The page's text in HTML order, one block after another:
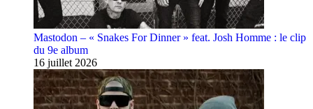
Mastodon – « Snakes For Dinner » feat. Josh Homme : le clip
du 9e album
16 juillet 2026